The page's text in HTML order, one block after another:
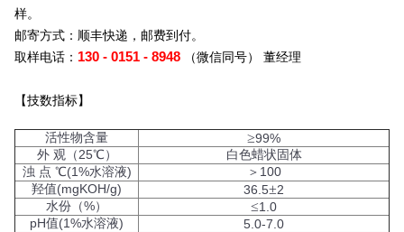
样。
邮寄方式：顺丰快递，邮费到付。
取样电话： 130 - 0151 - 8948（微信同号） 董经理
【技数指标】
活性物含量 ≥99%
外 观（25℃）
白色蜡状固体
浊 点 ℃(1%水溶液)
＞100
羟值(mgKOH/g)
36.5±2
水份（%）
≤1.0
pH值(1%水溶液)
5.0-7.0